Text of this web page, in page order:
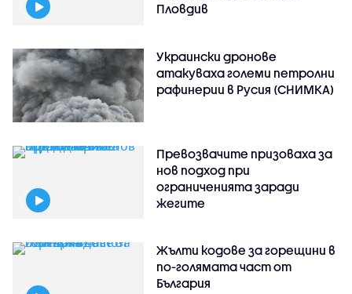
Пловдив
Украински дронове
атакуваха големи петролни
рафинерии в Русия (СНИМКА)
Превозвачите призоваха за
нов подход при
ограниченията заради
жегите
Жълти кодове за горещини в
по-голямата част от
България